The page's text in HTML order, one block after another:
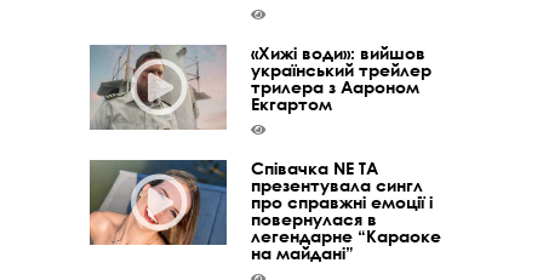
«Хижі води»: вийшов
український трейлер
трилера з Аароном
Екгартом
Співачка NE TA
презентувала сингл
про справжні емоції і
повернулася в
легендарне “Караоке
на майдані”